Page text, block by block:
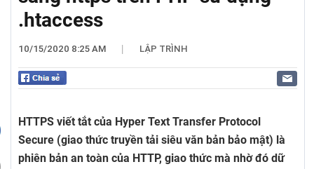
.htaccess
10/15/2020 8:25 AM LẬP TRÌNH
HTTPS viết tắt của Hyper Text Transfer Protocol
Secure (giao thức truyền tải siêu văn bản bảo mật) là
phiên bản an toàn của HTTP, giao thức mà nhờ đó dữ